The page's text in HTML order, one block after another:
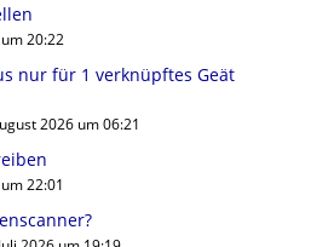
20:22
nur für 1 verknüpftes Geät
2026 um 06:21
22:01